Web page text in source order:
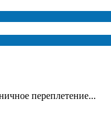
переплетение...